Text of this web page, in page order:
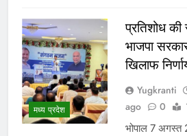
मध्य प्रदेश
प्रतिशोध की
भाजपा
खिलाफ
Yugkranti
ago
0
भोपाल 7